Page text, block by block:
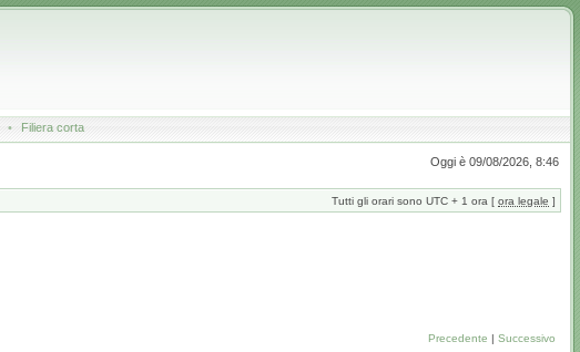
• Filiera corta
Oggi è 09/08/2026, 8:46
Tutti gli orari sono UTC + 1 ora [ ora legale ]
Precedente | Successivo